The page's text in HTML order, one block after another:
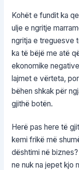
Kohët e fundit ka
ulje e ngritje
ngritja e treguesve
ka të bëjë me atë
ekonomike
lajmet e vërteta,
bëhen shkak për
gjithë botën.
Herë pas here të
kemi frikë më
dështimi në
ne nuk na jepet kjo